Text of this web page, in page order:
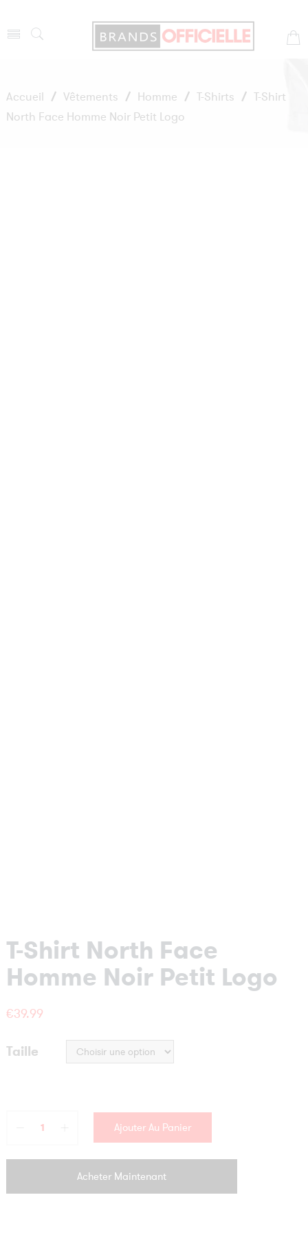
Accueil / Vêtements / Homme / T-Shirts / T-Shirt
North Face Homme Noir Petit Logo
T-Shirt North Face
Homme Noir Petit Logo
€39.99
Taille
Ajouter Au Panier
Acheter Maintenant